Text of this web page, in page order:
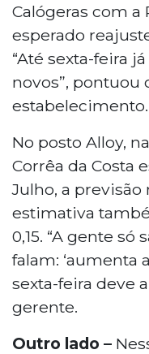
Calógeras com a
esperado
“Até sexta-feira
novos”, pontuou
estabelecimento.
No posto Alloy,
Corrêa da Costa
Julho, a previsão
estimativa
0,15. “A gente só
falam: ‘aumenta
sexta-feira deve
gerente.
Outro lado –